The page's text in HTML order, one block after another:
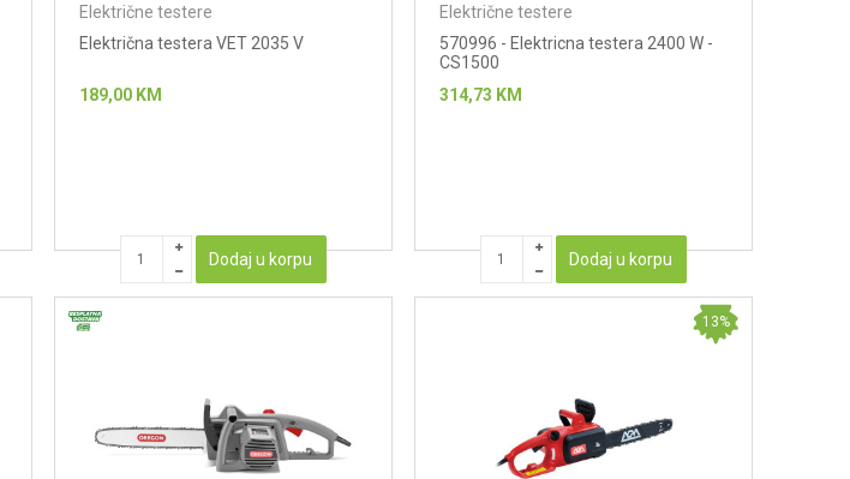
Električne testere
Električna testera VET 2035 V
189,00 KM
Dodaj u korpu
Električne testere
570996 - Elektricna testera 2400 W -
CS1500
314,73 KM
Dodaj u korpu
13%